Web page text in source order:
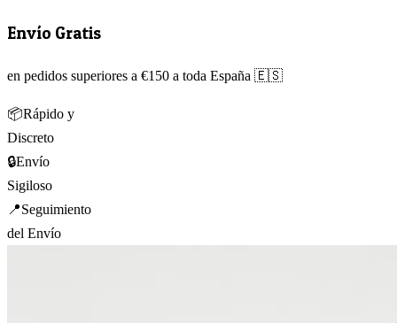
Envío Gratis
en pedidos superiores a €150 a toda España 🇪🇸
📦Rápido y
Discreto
🔒Envío
Sigiloso
📍Seguimiento
del Envío